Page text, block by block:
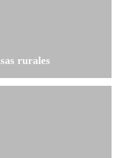
rurales
disponibilidad